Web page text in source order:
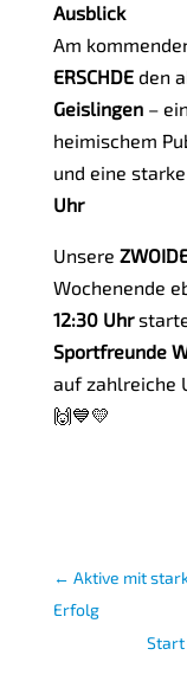
Ausblick
Am
ERSCHDEden
Geislingen–
heimischem
und eine
Uhr
Unsere
Wochenende
12:30 Uhr
Sportfreunde
auf zahlreiche
🙌💙💛
← Aktive mit
Erfolg
Start